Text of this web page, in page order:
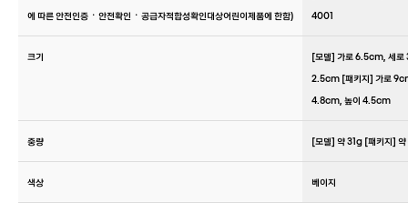
에 따른 안전인증ㆍ안전확인ㆍ공급자적합성확인대상어린이제품에 한함)
4001
크기
[모델] 가로 6.5cm, 세로
2.5cm [패키지] 가로
4.8cm, 높이 4.5cm
중량 [모델] 약 31g [패키지]
색상 베이지